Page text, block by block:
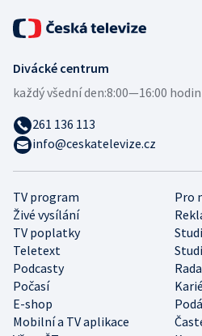
TV program
Pro
Živé vysílání
TV poplatky
Teletext
Podcasty
Počasí
E-shop
Mobilní a TV aplikace
Divácké centrum
každý všední den:8:00—16:00 hodin
261 136 113
info@ceskatelevize.cz